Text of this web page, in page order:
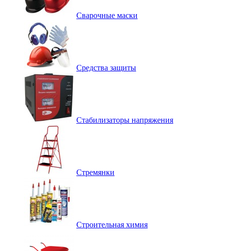
Сварочные маски
Средства защиты
Стабилизаторы напряжения
Стремянки
Строительная химия